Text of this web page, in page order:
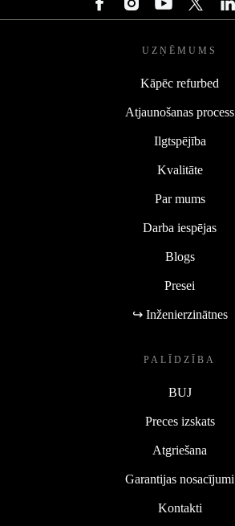
UZŅĒMUMS
Kāpēc refurbed
Atjaunošanas process
Ilgtspējība
Kvalitāte
Par mums
Darba iespējas
Blogs
Presei
↪ Inženierzinātnes
PALĪDZĪBA
BUJ
Preces izskats
Atgriešana
Garantijas nosacījumi
Kontakti